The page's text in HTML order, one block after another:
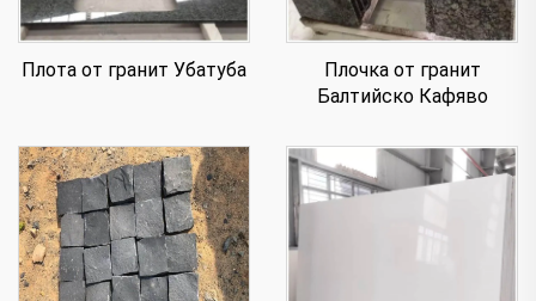
Плота от гранит Убатуба
Плочка от гранит
Балтийско Кафяво